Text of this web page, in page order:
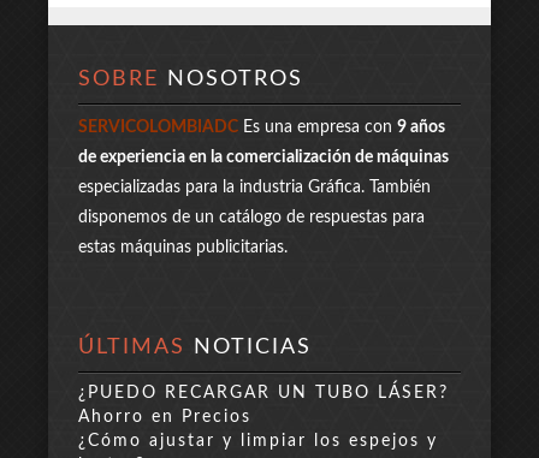
SOBRE NOSOTROS
SERVICOLOMBIADC Es una empresa con 9 años
de experiencia en la comercialización de máquinas
especializadas para la industria Gráfica. También
disponemos de un catálogo de respuestas para
estas máquinas publicitarias.
ÚLTIMAS NOTICIAS
¿PUEDO RECARGAR UN TUBO LÁSER?
Ahorro en Precios
¿Cómo ajustar y limpiar los espejos y